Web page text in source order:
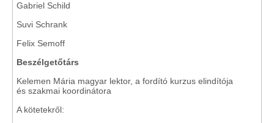
Gabriel Schild
Suvi Schrank
Felix Semoff
Beszélgetőtárs
Kelemen Mária magyar lektor, a fordító kurzus elindítója
és szakmai koordinátora
A kötetekről: